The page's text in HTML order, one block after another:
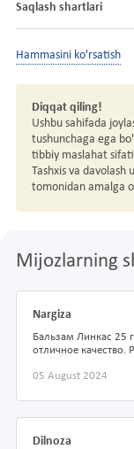
Saqlash shartlari
Hammasini ko'rsatish
Diqqat qiling!
Ushbu sahifada
tushunchaga ega
tibbiy maslahat
Tashxis va
tomonidan amalga
Mijozlarning
Nargiza
Бальзам Линкас 25
отличное качество.
05 August 2024
Dilnoza